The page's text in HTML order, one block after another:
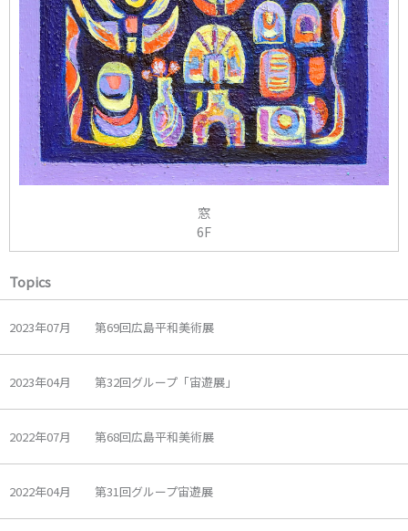
窓
6F
Topics
2023年07月 第69回広島平和美術展
2023年04月 第32回グループ「宙遊展」
2022年07月 第68回広島平和美術展
2022年04月 第31回グループ宙遊展